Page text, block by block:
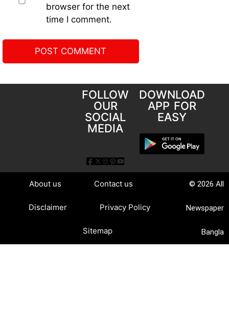
browser for the next
time I comment.
FOLLOW
OUR
SOCIAL
MEDIA
DOWNLOAD
APP FOR
EASY
About us Contact us
Disclaimer Privacy Policy
Sitemap
© 2026 All
Newspaper
Bangla